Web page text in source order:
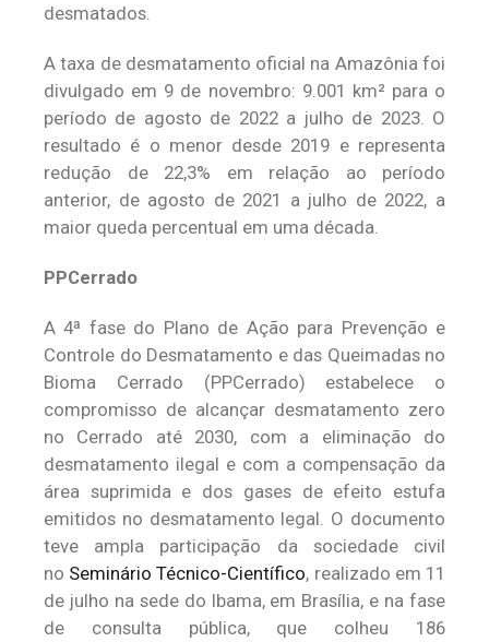
desmatados.
A taxa de desmatamento oficial na Amazônia foi
divulgado em 9 de novembro: 9.001 km² para o
período de agosto de 2022 a julho de 2023. O
resultado é o menor desde 2019 e representa
redução de 22,3% em relação ao período
anterior, de agosto de 2021 a julho de 2022, a
maior queda percentual em uma década.
PPCerrado
A 4ª fase do Plano de Ação para Prevenção e
Controle do Desmatamento e das Queimadas no
Bioma Cerrado (PPCerrado) estabelece o
compromisso de alcançar desmatamento zero
no Cerrado até 2030, com a eliminação do
desmatamento ilegal e com a compensação da
área suprimida e dos gases de efeito estufa
emitidos no desmatamento legal. O documento
teve ampla participação da sociedade civil
no Seminário Técnico-Científico, realizado em 11
de julho na sede do Ibama, em Brasília, e na fase
de consulta pública, que colheu 186